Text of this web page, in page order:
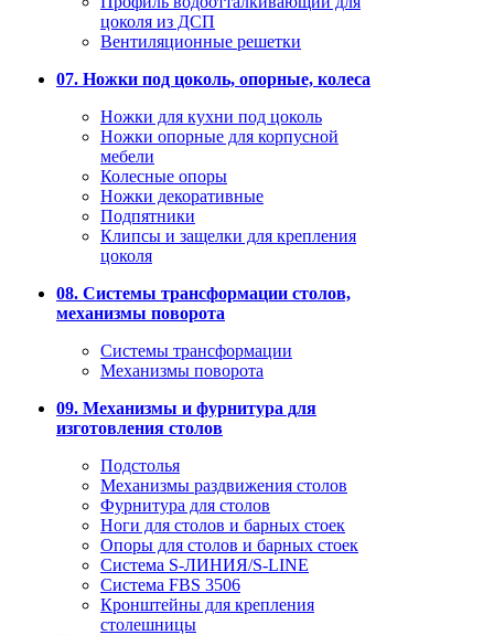
цоколя из ДСП
Вентиляционные решетки
07. Ножки под цоколь, опорные, колеса
Ножки для кухни под цоколь
Ножки опорные для корпусной
мебели
Колесные опоры
Ножки декоративные
Подпятники
Клипсы и защелки для крепления
цоколя
08. Системы трансформации столов,
механизмы поворота
Системы трансформации
Механизмы поворота
09. Механизмы и фурнитура для
изготовления столов
Подстолья
Механизмы раздвижения столов
Фурнитура для столов
Ноги для столов и барных стоек
Опоры для столов и барных стоек
Система S-ЛИНИЯ/S-LINE
Система FBS 3506
Кронштейны для крепления
столешницы